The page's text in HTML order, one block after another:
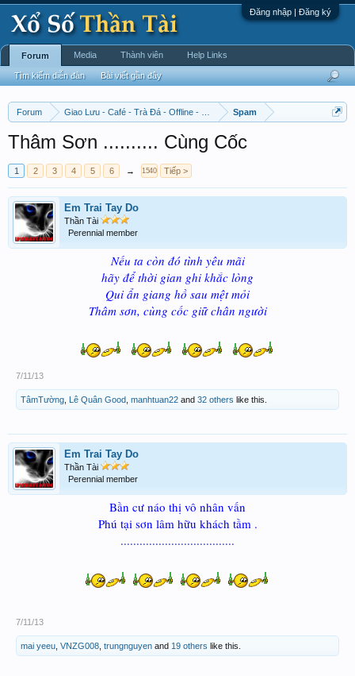
Đăng nhập | Đăng ký
Forum Giao Lưu - Café - Trà Đá - Offline - Tỉnh Tò Hihi!
Spam
Thâm Sơn .......... Cùng Cốc
1 2 3 4 5 6 → 1540 Tiếp >
Em Trai Tay Do
Thần Tài
Perennial member
Nếu ta còn đó tình yêu mãi
hãy để thời gian ghi khắc lòng
Qui ẩn giang hồ sau mệt mỏi
Thâm sơn, cùng cốc giữ chân người
7/11/13
TâmTường Lê Quân Good manhtuan22 and 32 others like this.
Em Trai Tay Do
Thần Tài
Perennial member
Bần cư náo thị vô nhân vấn
Phú tại sơn lâm hữu khách tầm .
....................................
7/11/13
mai yeeu VNZG008 trungnguyen and 19 others like this.
Forum
Tìm kiếm diễn đàn Bài viết gần đây
Media Thành viên Help Links